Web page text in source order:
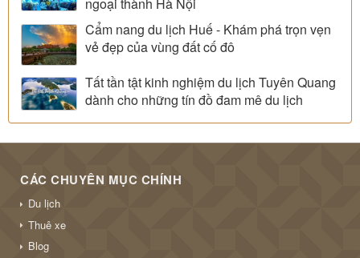
ngoại thành Hà Nội
Cẩm nang du lịch Huế - Khám phá trọn vẹn
vẻ đẹp của vùng đất cố đô
Tất tần tật kinh nghiệm du lịch Tuyên Quang
dành cho những tín đồ đam mê du lịch
CÁC CHUYÊN MỤC CHÍNH
Du lịch
Thuê xe
Blog